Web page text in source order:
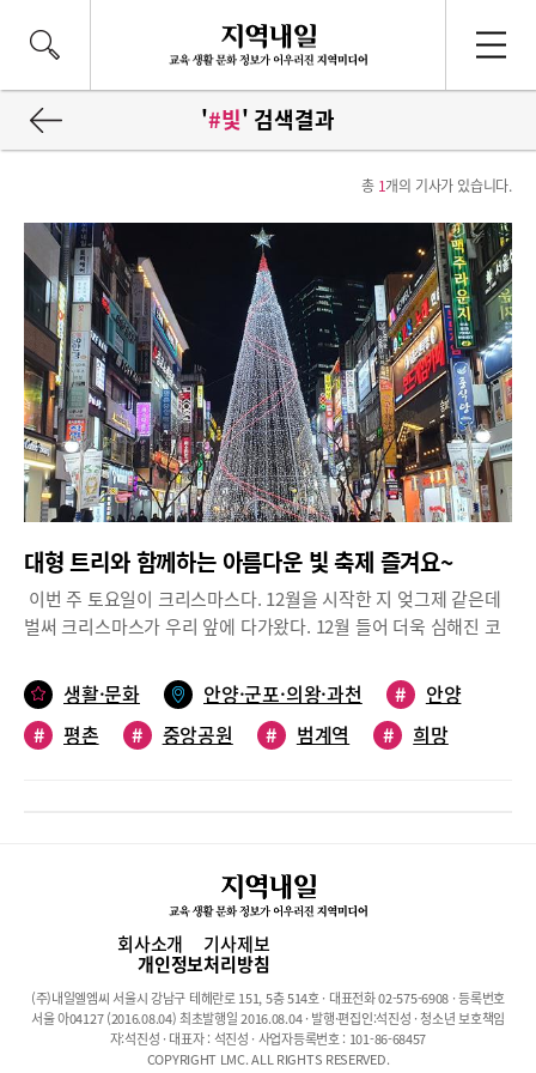
'#빛' 검색결과
총 1개의 기사가 있습니다.
대형 트리와 함께하는 아름다운 빛 축제 즐겨요~
이번 주 토요일이 크리스마스다. 12월을 시작한 지 엊그제 같은데
벌써 크리스마스가 우리 앞에 다가왔다. 12월 들어 더욱 심해진 코
거리를 지날 때 보이는 트리는 잠시라도 크리스마스 기분을 느끼게
해 준다.방역 수칙을 위반하지 않고, 크리스마스 트리를 즐길 수 있
는 곳은 없을까? 안양과 의왕 등 우리지역 곳곳에서 화려하게 불을
대형 트리를 설치해 화려함을 뽐내기 시작했다.2022 새희망빛축제
는 작년에 열린 ‘희망의 빛축제’보다는 조금 축소된 규모다. 작년 빛
축제는 트리는 물론 나비, 공작, 나무, 꽃, 자전거 등의 조형물이 다
양한 색의 빛을 내뿜으려 화려함을 뽐냈었다. 하지만, 올해는 대형
해진 모습이다. 특별한 행사 없이 트리나 빛 장식을 통해 이곳을 찾
는 시민들에게 연말연시의 분위기를 조금이나마 느끼도록 하겠다
는 것.단촐해진 면이 있지만, 트리는 작년보다 더욱 규모가 커져 볼
생활·문화 안양·군포·의왕·과천 #
안양
#
평촌 # 중앙공원 # 범계역 #
희망
회사소개 기사제보
개인정보처리방침
(주)내일엘엠씨 서울시 강남구 테헤란로 151, 5층 514호 · 대표전화 02-575-6908 · 등록번호
서울 아04127 (2016.08.04) 최초발행일 2016.08.04 · 발행·편집인:석진성 · 청소년 보호책임
자:석진성 · 대표자 : 석진성 · 사업자등록번호 : 101-86-68457
COPYRIGHT LMC. ALL RIGHTS RESERVED.